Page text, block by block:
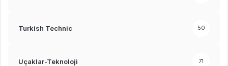
Turkish Technic 50
Uçaklar-Teknoloji 71